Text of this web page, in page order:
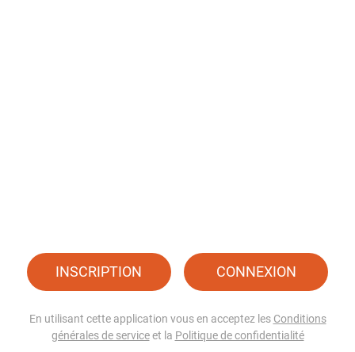
INSCRIPTION CONNEXION
En utilisant cette application vous en acceptez les Conditions
générales de serviceet la Politique de confidentialité